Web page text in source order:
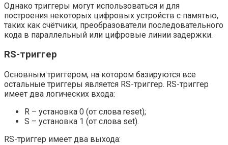
Однако триггеры могут использоваться и для
построения некоторых цифровых устройств с памятью,
таких как счётчики, преобразователи последовательного
кода в параллельный или цифровые линии задержки.
RS-триггер
Основным триггером, на котором базируются все
остальные триггеры является RS-триггер. RS-триггер
имеет два логических входа:
R – установка 0 (от слова reset);
S – установка 1 (от слова set).
RS-триггер имеет два выхода: